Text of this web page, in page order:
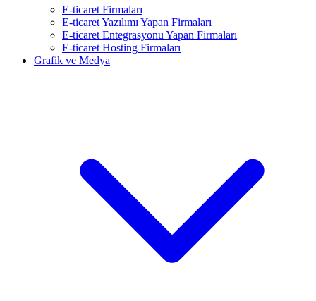
E-ticaret Firmaları
E-ticaret Yazılımı Yapan Firmaları
E-ticaret Entegrasyonu Yapan Firmaları
E-ticaret Hosting Firmaları
Grafik ve Medya